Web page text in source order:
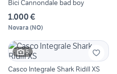
Bici Cannondale bad boy
1.000 €
Novara (NO)
5
Casco Integrale Shark Ridill XS